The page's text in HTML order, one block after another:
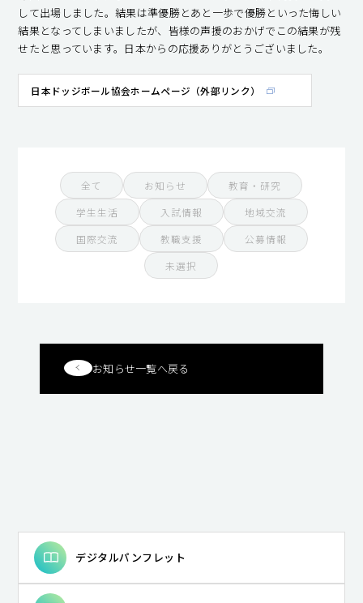
して出場しました。結果は準優勝とあと一歩で優勝といった悔しい
結果となってしまいましたが、皆様の声援のおかげでこの結果が残
せたと思っています。日本からの応援ありがとうございました。
日本ドッジボール協会ホームページ（外部リンク）
全て お知らせ
教育・研究
学生生活
入試情報
地域交流
国際交流
教職支援
公募情報
未選択
お知らせ一覧へ戻る
デジタルパンフレット